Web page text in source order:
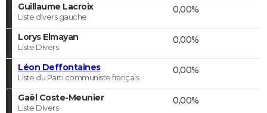
Guillaume Lacroix
Liste divers gauche
0,00%
Lorys Elmayan
Liste Divers
0,00%
Léon Deffontaines
Liste du Parti communiste français
0,00%
Gaël Coste-Meunier
Liste Divers
0,00%